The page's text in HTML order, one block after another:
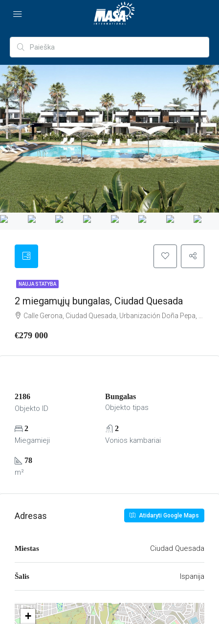
NAUJA STATYBA
2 miegamųjų bungalas, Ciudad Quesada
Calle Gerona, Ciudad Quesada, Urbanización Doña Pepa, Rojales, el Baix Segura / La Vega Baja, Alacant / Alicante, Comunitat Valenciana, 03170, España
€279 000
2186
Objekto ID
Bungalas
Objekto tipas
2
Miegamieji
2
Vonios kambariai
78
m²
Adresas Atidaryti Google Maps
Miestas Ciudad Quesada
Šalis Ispanija
+